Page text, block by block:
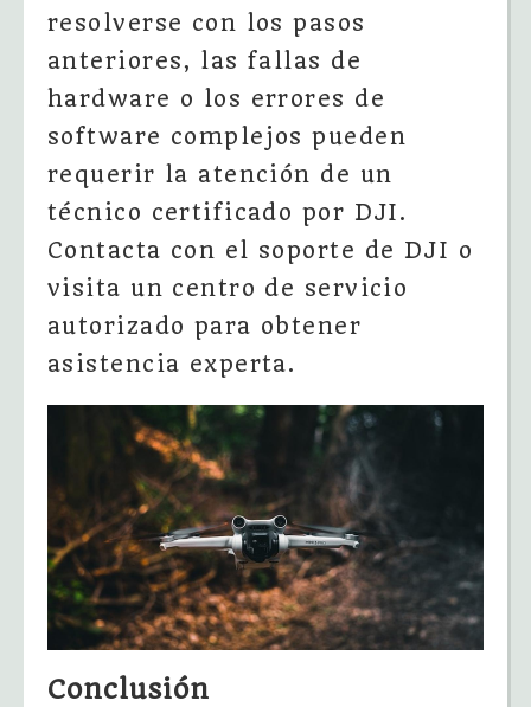
resolverse con los pasos
anteriores, las fallas de
hardware o los errores de
software complejos pueden
requerir la atención de un
técnico certificado por DJI.
Contacta con el soporte de DJI o
visita un centro de servicio
autorizado para obtener
asistencia experta.
Conclusión